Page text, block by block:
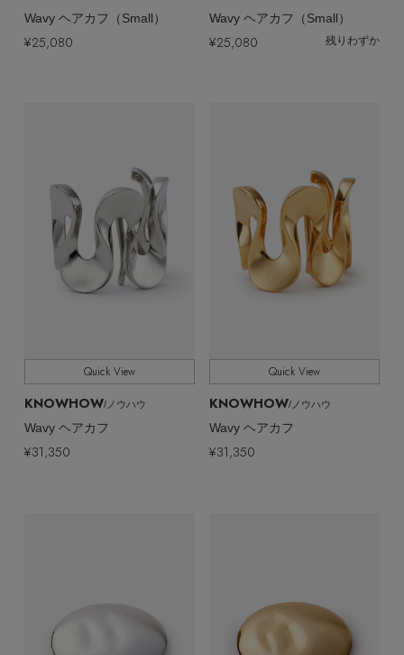
Wavy ヘアカフ（Small）
¥25,080
Wavy ヘアカフ（Small）
¥25,080 残りわずか
Quick View
KNOWHOW/ノウハウ
Wavy ヘアカフ
¥31,350
Quick View
KNOWHOW/ノウハウ
Wavy ヘアカフ
¥31,350